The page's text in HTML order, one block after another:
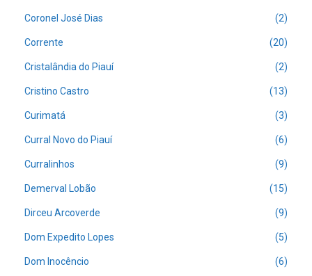
Coronel José Dias (2)
Corrente (20)
Cristalândia do Piauí (2)
Cristino Castro (13)
Curimatá (3)
Curral Novo do Piauí (6)
Curralinhos (9)
Demerval Lobão (15)
Dirceu Arcoverde (9)
Dom Expedito Lopes (5)
Dom Inocêncio (6)